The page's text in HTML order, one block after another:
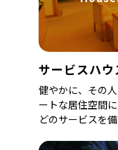
サービスハウ
健やかに、その
ートな居住空間
どのサービスを